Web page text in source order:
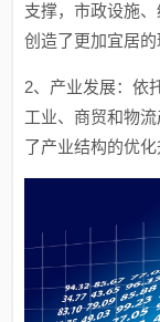
支撑，市政设施
创造了更加宜居的
2、产业发展：依
工业、商贸和物
了产业结构的优